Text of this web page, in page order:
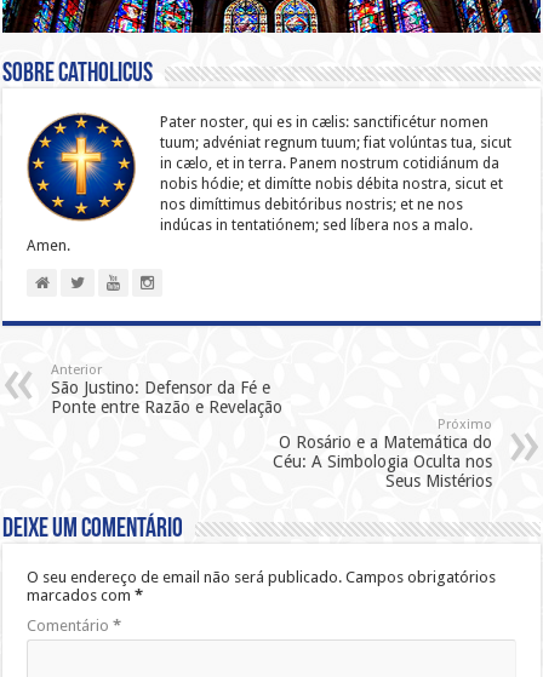
Sobre catholicus
Pater noster, qui es in cælis: sanc­ti­ficétur nomen
tuum; advéniat regnum tuum; fiat volúntas tua, sicut
in cælo, et in terra. Panem nostrum cotidiánum da
nobis hódie; et dimítte nobis débita nostra, sicut et
nos dimíttimus debitóribus nostris; et ne nos
indúcas in ten­ta­tiónem; sed líbera nos a malo.
Amen.
Anterior
São Justino: Defensor da Fé e
Ponte entre Razão e Revelação
Próximo
O Rosário e a Matemática do
Céu: A Simbologia Oculta nos
Seus Mistérios
Deixe um comentário
O seu endereço de email não será publicado. Campos obrigatórios
marcados com*
Comentário*